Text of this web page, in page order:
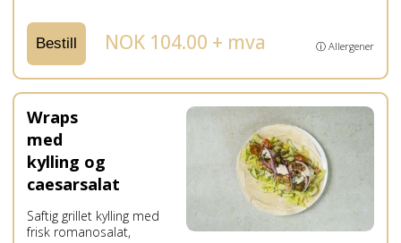
Bestill NOK 104.00 + mva ⓘ Allergener
Wraps
med
kylling og
caesarsalat
Saftig grillet kylling med
frisk romanosalat,